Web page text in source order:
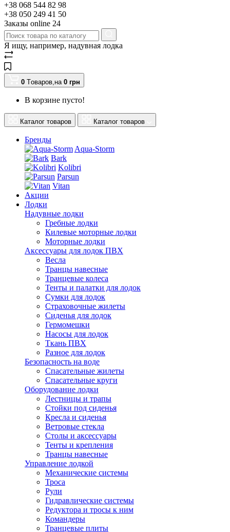
+38 068 544 82 98
+38 050 249 41 50
Заказы оnline 24
Я ищу, например, надувная лодка
0 Tоваров,на 0 грн
В корзине пусто!
Каталог товаров Каталог товаров
Бренды
Aqua-Storm
Bark
Kolibri
Parsun
Vitan
Акции
Лодки
Надувные лодки
Гребные лодки
Килевые моторные лодки
Моторные лодки
Аксессуары для лодок ПВХ
Весла
Транцы навесные
Транцевые колеса
Тенты и палатки для лодок
Сумки для лодок
Страховочные жилеты
Сиденья для лодок
Гермомешки
Насосы для лодок
Ткань ПВХ
Разное для лодок
Безопасность на воде
Спасательные жилеты
Спасательные круги
Оборудование лодки
Лестницы и трапы
Стойки под сиденья
Кресла и сиденья
Ветровые стекла
Столы и аксессуары
Тенты и крепления
Транцы навесные
Управление лодкой
Механические системы
Троса
Рули
Гидравлические системы
Редуктора и тросы к ним
Командеры
Транцевые плиты